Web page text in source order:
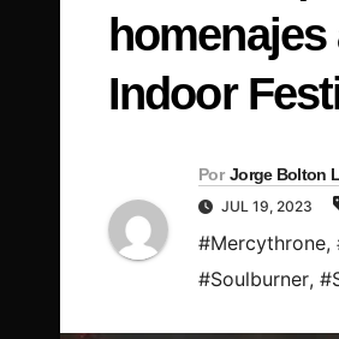
Indoor
Por Jorge Bolton
JUL 19, 2023
#Mercythrone,
#Soulburner,